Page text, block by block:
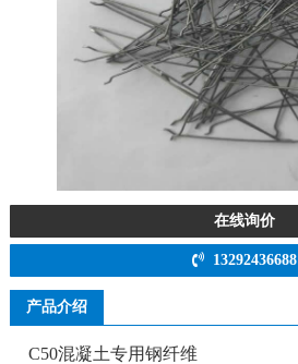
在线询价
13292436688
产品介绍
C50混凝土专用钢纤维